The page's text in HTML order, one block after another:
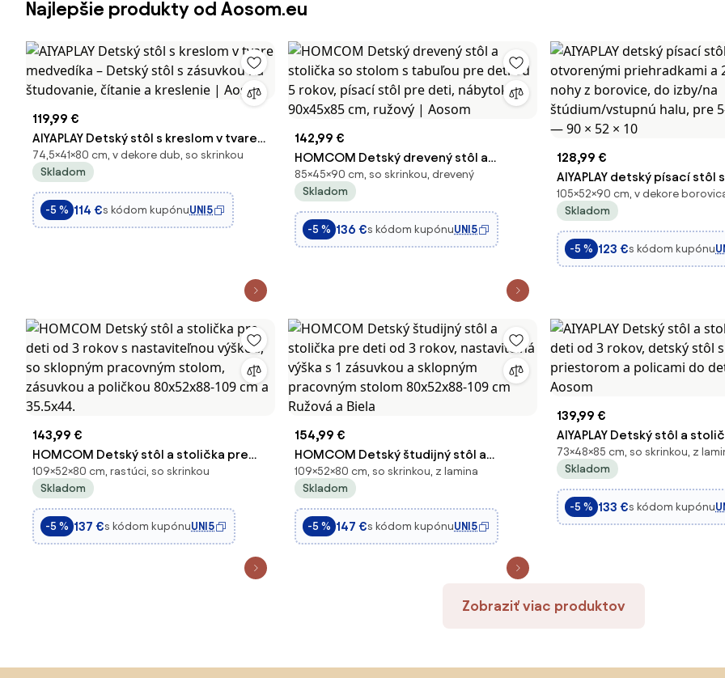
Najlepšie produkty od Aosom.eu
119,99 €
AIYAPLAY Detský stôl s kreslom v tvare
medvedíka – Detský stôl s zásuvkou na
študovanie, čítanie a kreslenie | Aosom
74,5×41×80 cm, v dekore dub, so skrinkou
Skladom
-5 % 114 €s kódom kupónuUNI5
142,99 €
HOMCOM Detský drevený stôl a
stolička so stolom s tabuľou pre deti
od 5 rokov, písací stôl pre deti, nábytok
90x45x85 cm, ružový | Aosom
85×45×90 cm, so skrinkou, drevený
Skladom
-5 % 136 €s kódom kupónuUNI5
128,99 €
AIYAPLAY detský písací stôl
otvorenými priehradkami a
zásuvkami, nohy z borovice,
štúdium/vstupnú halu, pre
— 90 × 52 × 10
105×52×90 cm, v dekore
Skladom
-5 % 123 €s kódom kupónu
143,99 €
HOMCOM Detský stôl a stolička pre
deti od 3 rokov s nastaviteľnou výškou,
so sklopným pracovným stolom,
zásuvkou a poličkou 80x52x88-109 cm
a 35.5x44.
109×52×80 cm, rastúci, so skrinkou
Skladom
-5 % 137 €s kódom kupónuUNI5
154,99 €
HOMCOM Detský študijný stôl a
stolička pre deti od 3 rokov,
nastaviteľná výška s 1 zásuvkou a
sklopným pracovným stolom
80x52x88-109 cm Ružová a Biela
109×52×80 cm, so skrinkou, z lamina
Skladom
-5 % 147 €s kódom kupónuUNI5
139,99 €
AIYAPLAY Detský stôl a
od 3 rokov, detský stôl s
priestorom a policami do
Aosom
73×48×85 cm, so skrinkou, z
Skladom
-5 % 133 €s kódom kupónu
Zobraziť viac produktov